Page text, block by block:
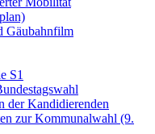
Gäubahnfilm
S1
der Kandidierenden
zur Kommunalwahl (9.